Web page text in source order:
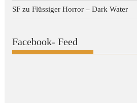
SF zuFlüssiger Horror – Dark Water
Facebook- Feed